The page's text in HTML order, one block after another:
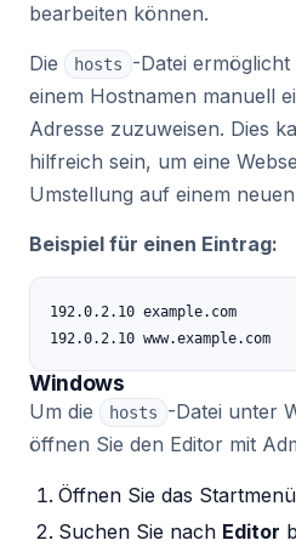
bearbeiten können.
Die hosts
-Datei
einem Hostnamen manuell
Adresse zuzuweisen. Dies
hilfreich sein, um eine
Umstellung auf einem
Beispiel für einen Eintrag:
192.0.2.10 example.com
192.0.2.10 www.example.com
Windows
Um die hosts
-Datei unter
öffnen Sie den Editor mit
Öffnen Sie das
Suchen Sie nach Editor